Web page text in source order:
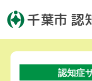
千葉市 認
認知症